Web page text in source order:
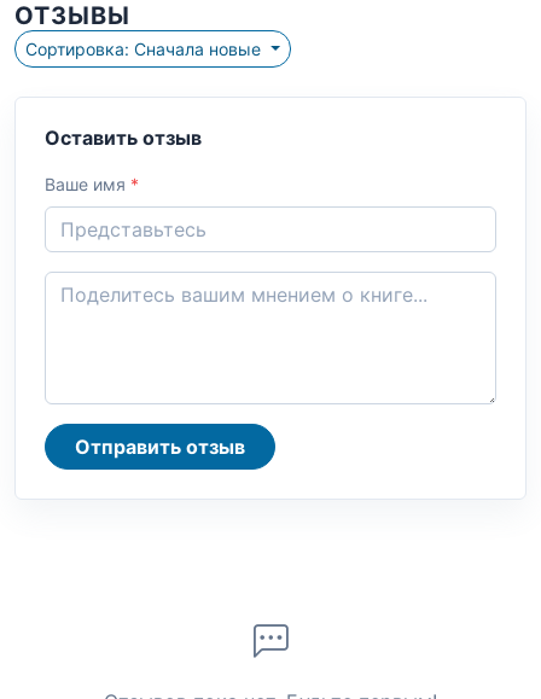
ОТЗЫВЫ
Сортировка: Сначала новые
Оставить отзыв
Ваше имя *
Отправить отзыв